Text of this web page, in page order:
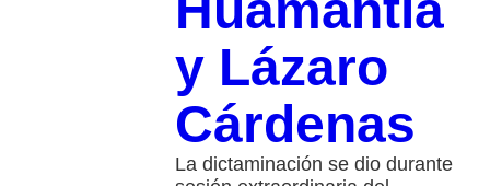
y Lázaro
Cárdenas
La dictaminación se dio durante